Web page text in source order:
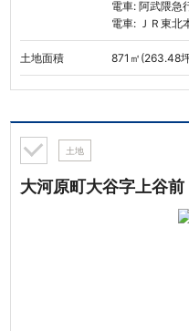
電車: 阿武隈急
電車: ＪＲ東北
土地面積 871㎡(263.48
土地
大河原町大谷字上谷